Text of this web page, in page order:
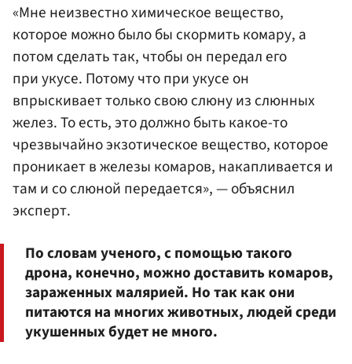
«Мне неизвестно химическое вещество,
которое можно было бы скормить комару, а
потом сделать так, чтобы он передал его
при укусе. Потому что при укусе он
впрыскивает только свою слюну из слюнных
желез. То есть, это должно быть какое-то
чрезвычайно экзотическое вещество, которое
проникает в железы комаров, накапливается и
там и со слюной передается», — объяснил
эксперт.
По словам ученого, с помощью такого
дрона, конечно, можно доставить комаров,
зараженных малярией. Но так как они
питаются на многих животных, людей среди
укушенных будет не много.